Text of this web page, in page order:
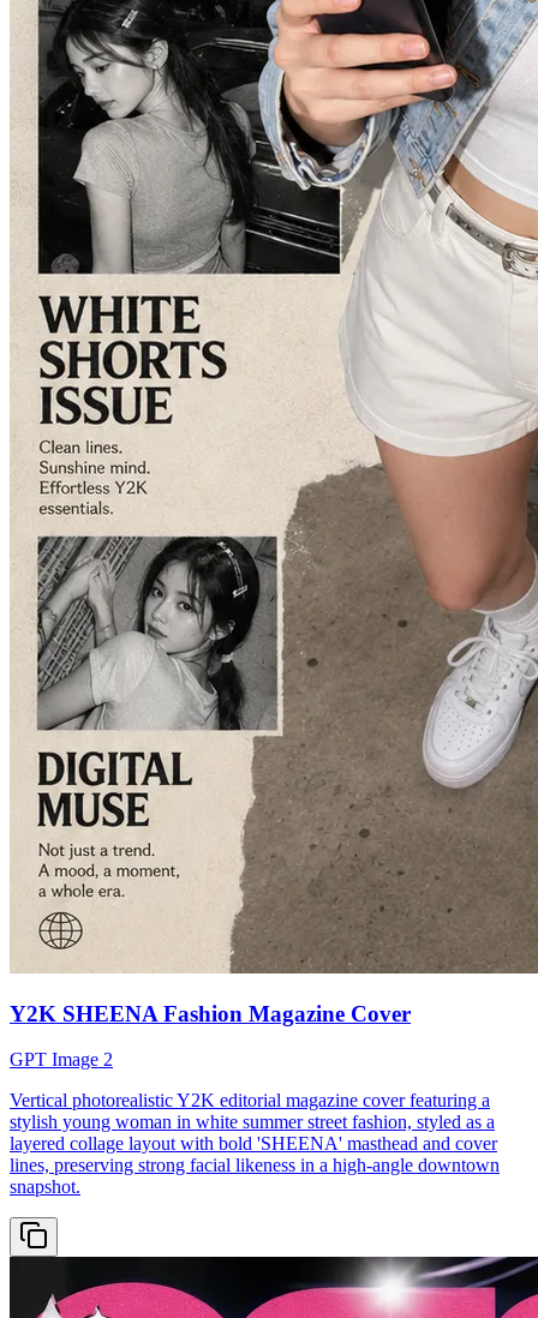
Y2K SHEENA Fashion Magazine Cover
GPT Image 2
Vertical photorealistic Y2K editorial magazine cover featuring a
stylish young woman in white summer street fashion, styled as a
layered collage layout with bold 'SHEENA' masthead and cover
lines, preserving strong facial likeness in a high-angle downtown
snapshot.